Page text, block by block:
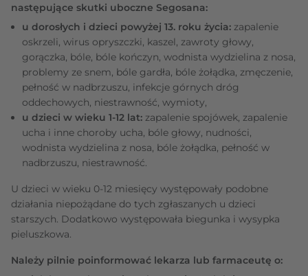
następujące skutki uboczne Segosana:
u dorosłych i dzieci powyżej 13. roku życia: zapalenie
oskrzeli, wirus opryszczki, kaszel, zawroty głowy,
gorączka, bóle, bóle kończyn, wodnista wydzielina z nosa,
problemy ze snem, bóle gardła, bóle żołądka, zmęczenie,
pełność w nadbrzuszu, infekcje górnych dróg
oddechowych, niestrawność, wymioty,
u dzieci w wieku 1-12 lat: zapalenie spojówek, zapalenie
ucha i inne choroby ucha, bóle głowy, nudności,
wodnista wydzielina z nosa, bóle żołądka, pełność w
nadbrzuszu, niestrawność.
U dzieci w wieku 0-12 miesięcy występowały podobne
działania niepożądane do tych zgłaszanych u dzieci
starszych. Dodatkowo występowała biegunka i wysypka
pieluszkowa.
Należy pilnie poinformować lekarza lub farmaceutę o: